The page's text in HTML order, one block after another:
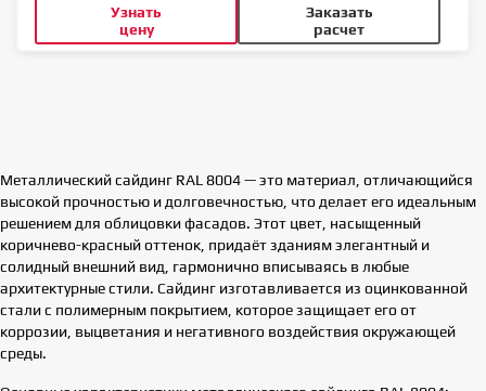
Узнать
цену
Заказать
расчет
Металлический сайдинг RAL 8004 — это материал, отличающийся
высокой прочностью и долговечностью, что делает его идеальным
решением для облицовки фасадов. Этот цвет, насыщенный
коричнево-красный оттенок, придаёт зданиям элегантный и
солидный внешний вид, гармонично вписываясь в любые
архитектурные стили. Сайдинг изготавливается из оцинкованной
стали с полимерным покрытием, которое защищает его от
коррозии, выцветания и негативного воздействия окружающей
среды.